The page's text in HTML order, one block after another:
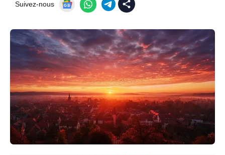
Suivez-nous